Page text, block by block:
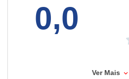
0,0
Ver Mais